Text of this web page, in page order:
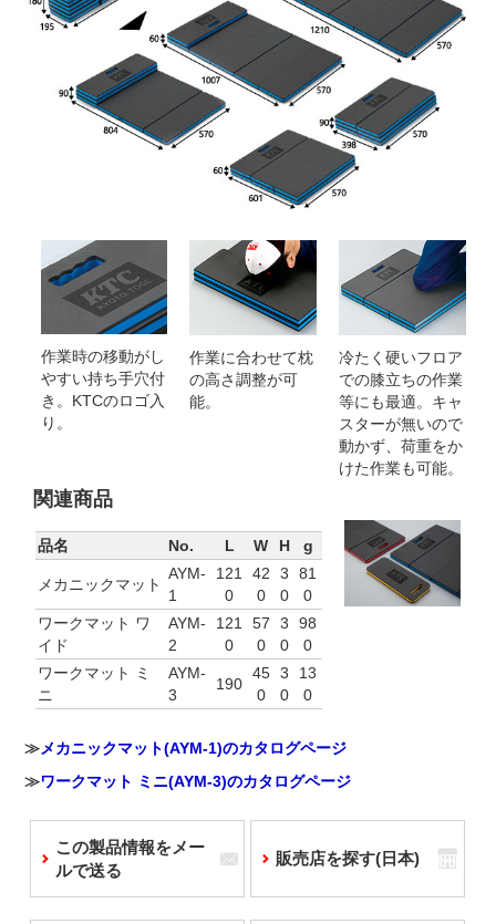
作業時の移動がし
やすい持ち手穴付
き。KTCのロゴ入
り。
作業に合わせて枕
の高さ調整が可
能。
冷たく硬いフロア
での膝立ちの作業
等にも最適。キャ
スターが無いので
動かず、荷重をか
けた作業も可能。
関連商品
品名 No. L W H g
メカニックマット
AYM-
1
121
0
42
0
3
0
81
0
ワークマット ワ
イド
AYM-
2
121
0
57
0
3
0
98
0
ワークマット ミ
ニ
AYM-
3
190
45
0
3
0
13
0
≫メカニックマット(AYM-1)のカタログページ
≫ワークマット ミニ(AYM-3)のカタログページ
この製品情報をメー
ルで送る
販売店を探す(日本)